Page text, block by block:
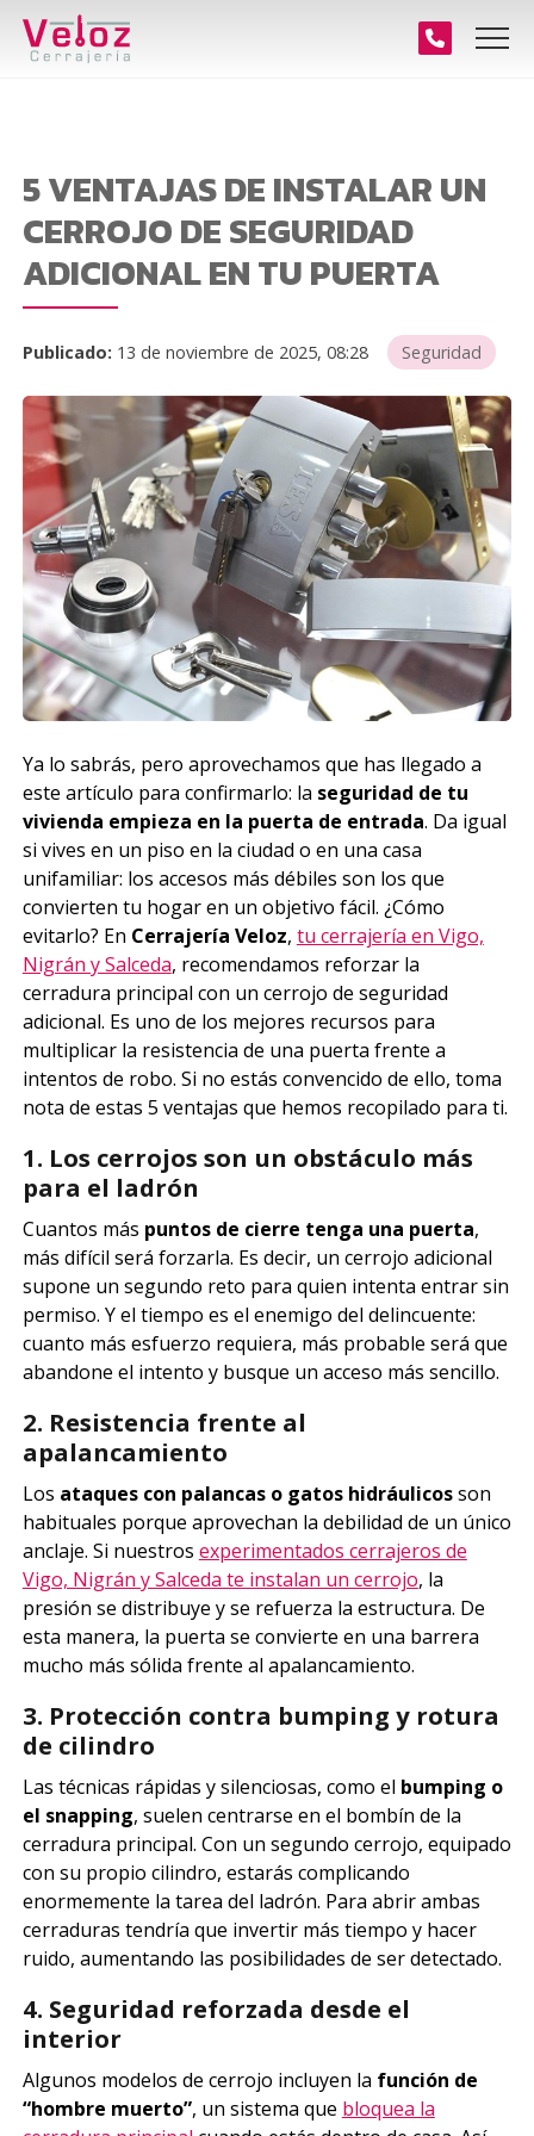
5 VENTAJAS DE INSTALAR UN
CERROJO DE SEGURIDAD
ADICIONAL EN TU PUERTA
Publicado: 13 de noviembre de 2025, 08:28 Seguridad
Ya lo sabrás, pero aprovechamos que has llegado a
este artículo para confirmarlo: la seguridad de tu
vivienda empieza en la puerta de entrada. Da igual
si vives en un piso en la ciudad o en una casa
unifamiliar: los accesos más débiles son los que
convierten tu hogar en un objetivo fácil. ¿Cómo
evitarlo? En Cerrajería Veloz, tu cerrajería en Vigo,
Nigrán y Salceda, recomendamos reforzar la
cerradura principal con un cerrojo de seguridad
adicional. Es uno de los mejores recursos para
multiplicar la resistencia de una puerta frente a
intentos de robo. Si no estás convencido de ello, toma
nota de estas 5 ventajas que hemos recopilado para ti.
1. Los cerrojos son un obstáculo más
para el ladrón
Cuantos más puntos de cierre tenga una puerta,
más difícil será forzarla. Es decir, un cerrojo adicional
supone un segundo reto para quien intenta entrar sin
permiso. Y el tiempo es el enemigo del delincuente:
cuanto más esfuerzo requiera, más probable será que
abandone el intento y busque un acceso más sencillo.
2. Resistencia frente al
apalancamiento
Los ataques con palancas o gatos hidráulicosson
habituales porque aprovechan la debilidad de un único
anclaje. Si nuestros experimentados cerrajeros de
Vigo, Nigrán y Salceda te instalan un cerrojo, la
presión se distribuye y se refuerza la estructura. De
esta manera, la puerta se convierte en una barrera
mucho más sólida frente al apalancamiento.
3. Protección contra bumping y rotura
de cilindro
Las técnicas rápidas y silenciosas, como el bumping o
el snapping, suelen centrarse en el bombín de la
cerradura principal. Con un segundo cerrojo, equipado
con su propio cilindro, estarás complicando
enormemente la tarea del ladrón. Para abrir ambas
cerraduras tendría que invertir más tiempo y hacer
ruido, aumentando las posibilidades de ser detectado.
4. Seguridad reforzada desde el
interior
Algunos modelos de cerrojo incluyen la función de
“hombre muerto”, un sistema que bloquea la